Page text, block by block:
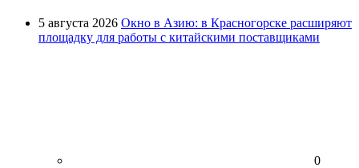
5 августа 2026 Окно в Азию: в Красногорске расширяют
площадку для работы с китайскими поставщиками
0